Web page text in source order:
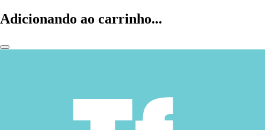
Adicionando ao carrinho...